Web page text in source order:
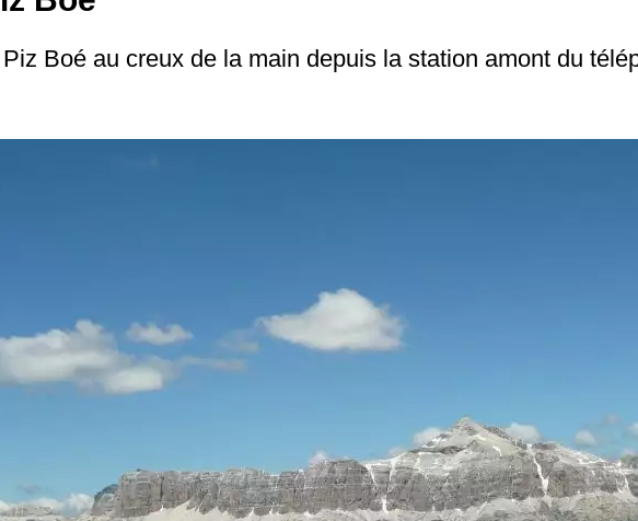
Boé au creux de la main depuis la station amont du